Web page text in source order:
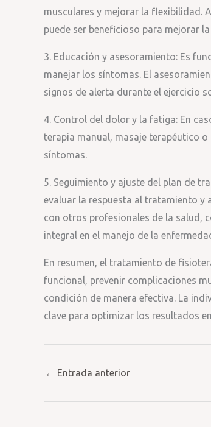
musculares y mejorar la flexibilidad.
puede ser beneficioso para mejorar
3. Educación y asesoramiento: Es
manejar los síntomas. El
signos de alerta durante el ejercicio
4. Control del dolor y la fatiga: En
terapia manual, masaje terapéutico
síntomas.
5. Seguimiento y ajuste del plan de
evaluar la respuesta al tratamiento y
con otros profesionales de la salud,
integral en el manejo de la
En resumen, el tratamiento de
funcional, prevenir complicaciones
condición de manera efectiva. La
clave para optimizar los resultados
← Entrada anterior